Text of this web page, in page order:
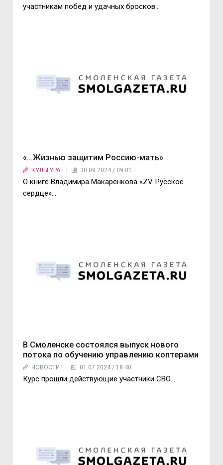
участникам побед и удачных бросков...
«...Жизнью защитим Россию-мать»
КУЛЬТУРА 30.09.2024 / 09:01
О книге Владимира Макаренкова «ZV. Русское
сердце»...
В Смоленске состоялся выпуск нового
потока по обучению управлению коптерами
НОВОСТИ 01.07.2024 / 18:40
Курс прошли действующие участники СВО…